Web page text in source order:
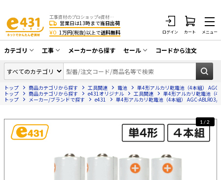
工事資材のプロショップe資材 CATV・アンテナ・防犯・光・LAN・電気・空調工事など
営業日は13時まで当日出荷
¥0 1万円(税抜)以上で送料無料 ログイン カート メニュー
カテゴリ
同軸ケーブル／テレビ用接栓／関連工具
アンテナ・取付金具・ブースター／CATV
部材類
防犯工事関連
電話線／コネクタ／アダプタ
工事
CATV・アンテナ工事
光工事・FTTH工事
メーカーから探す セール
在庫一掃セール
コードから注文
トップ 商品カテゴリから探す 工具関連 電池
単4形アルカリ乾電池（4本組）
トップ
商品カテゴリから探す e431オリジナル 工具関連
単4形アルカリ乾電池（4
トップ
メーカー/ブランドで探す e431 単4形アルカリ乾電池（4本組） AGC-ABLR03/4
1/2